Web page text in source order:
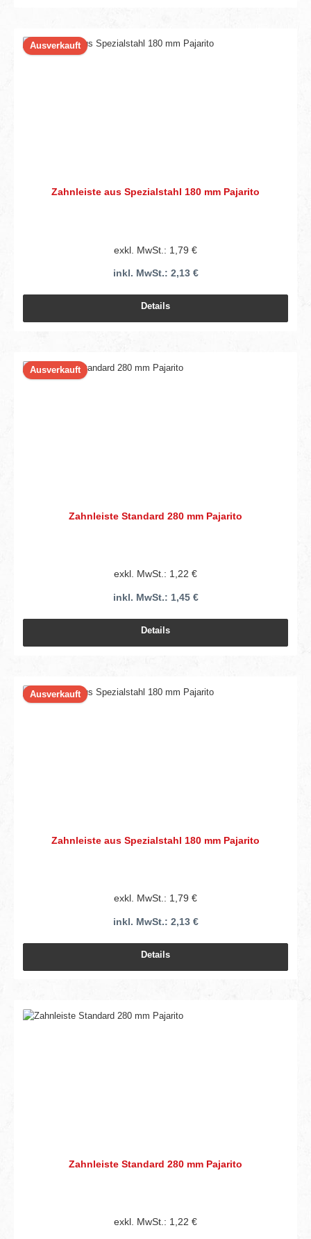
Ausverkauft
Zahnleiste aus Spezialstahl 180 mm Pajarito
exkl. MwSt.: 1,79 €
inkl. MwSt.: 2,13 €
Details
Ausverkauft
Zahnleiste Standard 280 mm Pajarito
exkl. MwSt.: 1,22 €
inkl. MwSt.: 1,45 €
Details
Ausverkauft
Zahnleiste aus Spezialstahl 180 mm Pajarito
exkl. MwSt.: 1,79 €
inkl. MwSt.: 2,13 €
Details
Zahnleiste Standard 280 mm Pajarito
exkl. MwSt.: 1,22 €